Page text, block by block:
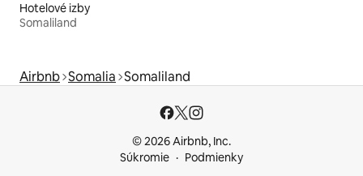
Hotelové izby
Somaliland
Airbnb Somalia Somaliland
© 2026 Airbnb, Inc.
Súkromie
Podmienky